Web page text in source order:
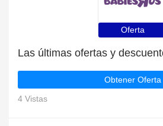
Oferta
Las últimas ofertas y
Obtener Oferta
4 Vistas